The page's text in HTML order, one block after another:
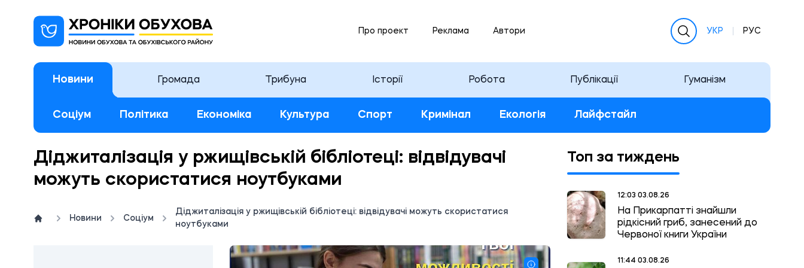
Про проект Реклама Автори УКР РУС
Новини Громада Трибуна Історії Робота Публікації Гуманізм
Соціум Політика Економіка Культура Спорт Кримінал Екологія Лайфстайл
Діджиталізація у ржищівській бібліотеці: відвідувачі
можуть скористатися ноутбуками
Новини Соціум
Діджиталізація у ржищівській бібліотеці: відвідувачі можуть скористатися
ноутбуками
Топ за тиждень
12:03 03.08.26
На Прикарпатті знайшли
рідкісний гриб, занесений до
Червоної книги України
11:44 03.08.26